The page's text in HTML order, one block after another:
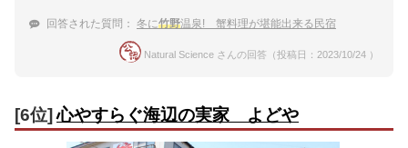
回答された質問： 冬に竹野温泉! 蟹料理が堪能出来る民宿
Natural Science さんの回答（投稿日：2023/10/24 ）
[6位] 心やすらぐ海辺の実家 よどや